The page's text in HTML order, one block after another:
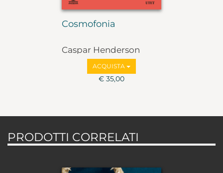
Cosmofonia
Caspar Henderson
ACQUISTA
€ 35,00
PRODOTTI CORRELATI